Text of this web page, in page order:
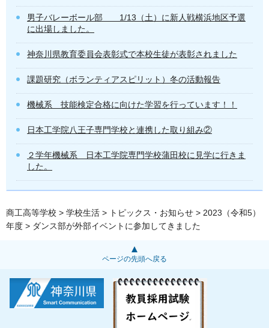
男子バレーボール部 1/13（土）に新人戦横浜地区予選
に出場しました。
神奈川県教育委員会表彰式で本校生徒が表彰されました
課題研究（ボランティアスピリット）冬の活動報告
機械系 技能検定合格に向けた学習を行っています！！
日本工学院八王子専門学校と連携した取り組み②
２学年機械系 日本工学院専門学校蒲田校に見学に行きま
した。
商工高等学校 > 学校生活 > トピックス・お知らせ > 2023（令和5）
年度 > ダンス部が外部イベントに参加してきました
ページの先頭へ戻る